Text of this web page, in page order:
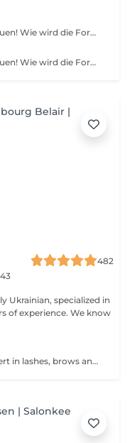
Erhalten Sie Ihre perfekten Augenbrauen! Wie wird die Form Definierung durchgeführt? - Beratung (um die perfekte Form und Farbe zu besprechen) - Vorbereitung (Augenbrauen werden gewaschen und markiert) - wachsen (Überschüssige Haare werden mit Wachs entfernt) - zupfen (Überschüssige Haare werden mit einer Pinzette entfernt) - Antiseptikum und Creme werden aufgetragen Altersbeschränkungen: empfohlenes Mindestalter ab 12 Jahren. Empfehlungen nach dem Eingriff: in den ersten 4 Stunden nach dem Eingriff keine Makeup-Produkte auf die Haut in der Nähe der Augenbrauen auftragen. Frequenz: einmal in 3-4 Wochen.
Erhalten Sie Ihre perfekten Augenbrauen! Wie wird die Form Definierung durchgeführt? - Beratung (um die perfekte Form und Farbe zu besprechen) - Vorbereitung (Augenbrauen werden gewaschen und markiert) - wachsen (Überschüssige Haare werden mit Wachs entfernt) - zupfen (Überschüssige Haare werden mit einer Pinzette entfernt) - Antiseptikum und Creme werden aufgetragen Altersbeschränkungen: empfohlenes Mindestalter ab 12 Jahren. Empfehlungen nach dem Eingriff: in den ersten 4 Stunden nach dem Eingriff keine Makeup-Produkte auf die Haut in der Nähe der Augenbrauen auftragen. Frequenz: einmal in 3-4 Wochen.
482
Ukrainian, specialized in
We know
Service performed by Diana, our expert in lashes, brows and hair removal, with over 10 years of experience, ensuring precision and high-quality results.